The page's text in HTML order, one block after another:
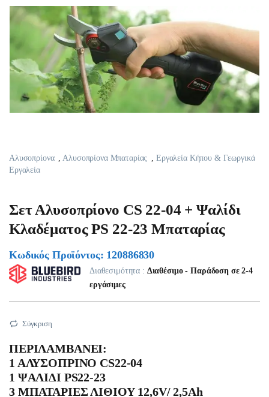
Αλυσοπρίονα Αλυσοπρίονα Μπαταρίας
Εργαλεία Κήπου & Γεωργικά
Εργαλεία
Σετ Αλυσοπρίονο CS 22-04 + Ψαλίδι
Κλαδέματος PS 22-23 Μπαταρίας
Κωδικός Προϊόντος: 120886830
Διαθεσιμότητα : Διαθέσιμο - Παράδοση σε 2-4
εργάσιμες
Σύγκριση
ΠΕΡΙΛΑΜΒΑΝΕΙ:
1 ΑΛΥΣΟΠΡΙΝΟ CS22-04
1 ΨΑΛΙΔΙ PS22-23
3 ΜΠΑΤΑΡΙΕΣ ΛΙΘΙΟΥ 12,6V/ 2,5Ah